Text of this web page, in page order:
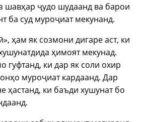
шавҳар ҷудо шудаанд ва барои
ба суд муроҷиат мекунанд.
ҳам як созмони дигаре аст, ки
ҳимоят мекунад.
гуфтанд, ки дар як соли охир
муроҷиат кардаанд. Дар
ҳастанд, ки баъди хушунат бо